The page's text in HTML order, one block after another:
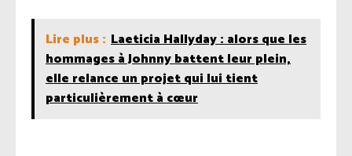
Lire plus : Laeticia Hallyday : alors que les
hommages à Johnny battent leur plein,
elle relance un projet qui lui tient
particulièrement à cœur